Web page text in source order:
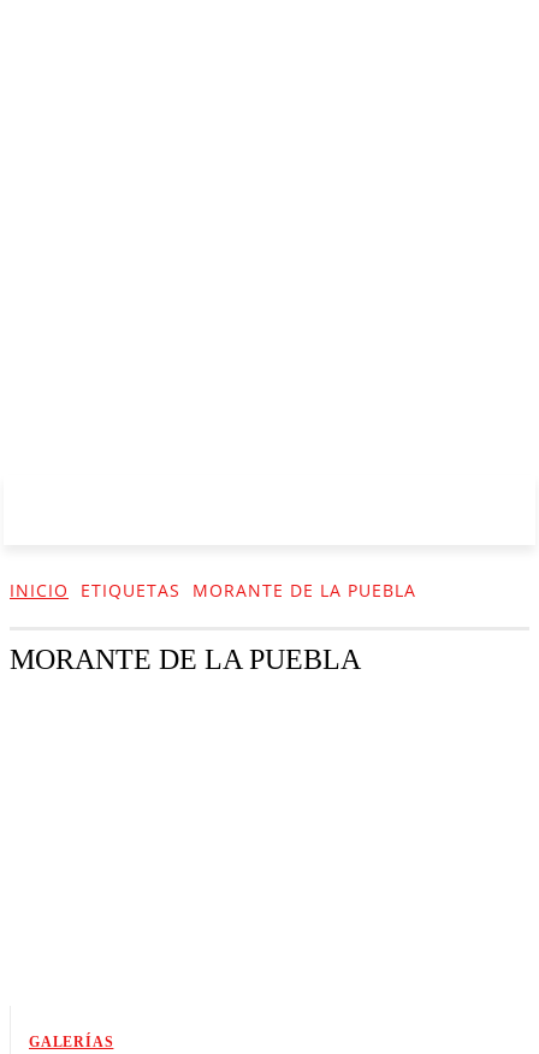
INICIO ETIQUETAS MORANTE DE LA PUEBLA
MORANTE DE LA PUEBLA
GALERÍAS